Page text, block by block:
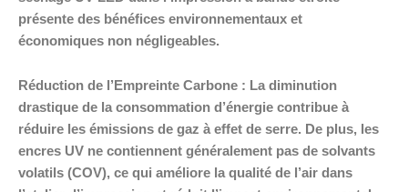
présente des bénéfices environnementaux et
économiques non négligeables.
Réduction de l’Empreinte Carbone : La diminution
drastique de la consommation d’énergie contribue à
réduire les émissions de gaz à effet de serre. De plus, les
encres UV ne contiennent généralement pas de solvants
volatils (COV), ce qui améliore la qualité de l’air dans